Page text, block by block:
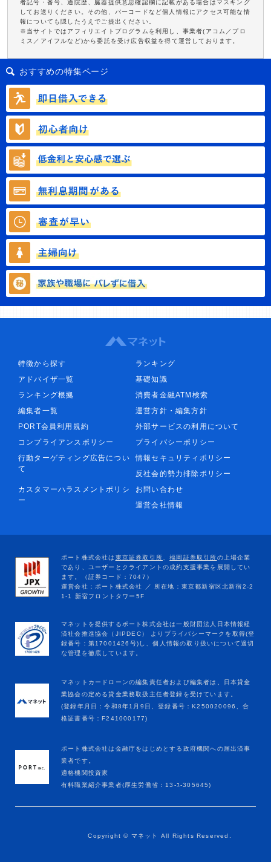
者記号・番号、通院歴、臓器提供意思確認欄に記載がある場合はマスキング
してお送りください。その他、バーコードなど個人情報にアクセス可能な情
報についても隠したうえでご提出ください。
※当サイトではアフィリエイトプログラムを利用し、事業者(アコム／プロ
ミス／アイフルなど)から委託を受け広告収益を得て運営しております。
おすすめの特集ページ
特徴から探す
ランキング
アドバイザ一覧
基礎知識
ランキング根拠
消費者金融ATM検索
編集者一覧
運営方針・編集方針
PORT会員利用規約
外部サービスの利用について
コンプライアンスポリシー
プライバシーポリシー
行動ターゲティング広告につい
て
情報セキュリティポリシー
反社会的勢力排除ポリシー
カスタマーハラスメントポリシ
ー
お問い合わせ
運営会社情報
マネットカードローンの編集責任者および編集者は、日本貸金
業協会の定める貸金業務取扱主任者登録を受けています。
(登録年月日：令和8年1月9日、登録番号：K250020096、合
格証書番号：F241000177)
ポート株式会社は金融庁をはじめとする政府機関への届出済事
業者です。
適格機関投資家
有料職業紹介事業者(厚生労働省：13-ﾕ-305645)